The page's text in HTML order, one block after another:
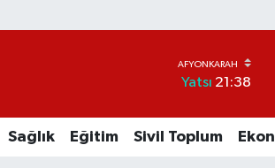
Yatsı 21:38
Sağlık Eğitim Sivil Toplum